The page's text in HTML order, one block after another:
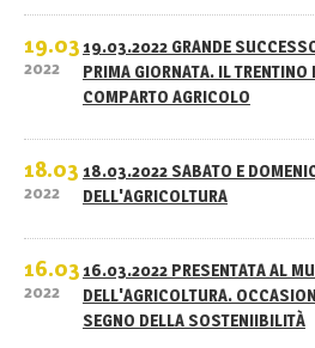
19.03
2022
19.03.2022 GRANDE
PRIMA GIORNATA. IL
COMPARTO AGRICOLO
18.03
2022
18.03.2022 SABATO E
DELL'AGRICOLTURA
16.03
2022
16.03.2022 PRESENTATA AL
DELL'AGRICOLTURA.
SEGNO DELLA SOSTENIIBILITÀ